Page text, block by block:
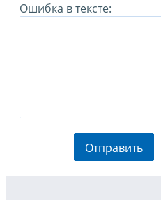
Ошибка в тексте:
Отправить